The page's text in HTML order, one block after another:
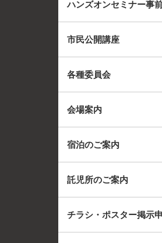
ハンズオンセミナー事
市民公開講座
各種委員会
会場案内
宿泊のご案内
託児所のご案内
チラシ・ポスター掲示